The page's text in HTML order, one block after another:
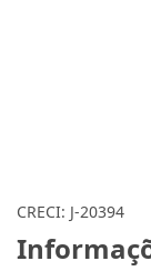
CRECI: J-20394